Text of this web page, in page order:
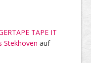
TAPE IT
Stekhoven auf